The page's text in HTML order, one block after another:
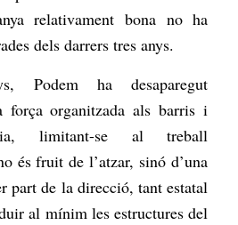
relativament bona no ha
dels darrers tres anys.
Podem ha desaparegut
força organitzada als barris i
limitant-se al treball
és fruit de l’atzar, sinó d’una
part de la direcció, tant estatal
al mínim les estructures del